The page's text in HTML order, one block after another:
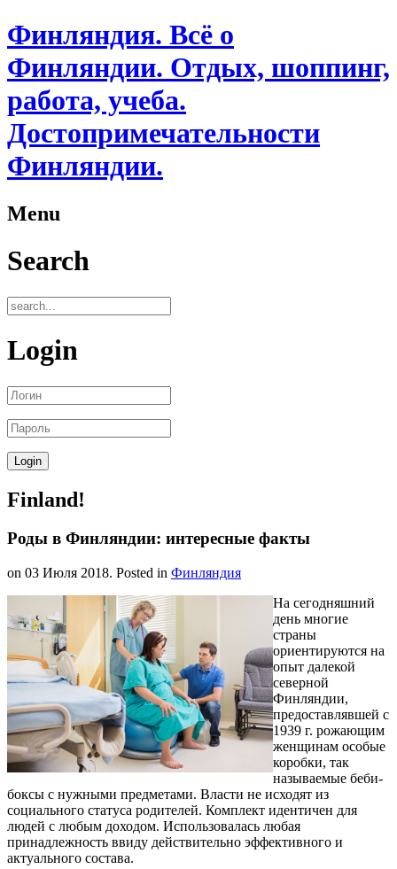
Финляндия. Всё о
Финляндии. Отдых, шоппинг,
работа, учеба.
Достопримечательности
Финляндии.
Menu
Search
Login
Finland!
Роды в Финляндии: интересные факты
on 03 Июля 2018. Posted in Финляндия
На сегодняшний
день многие
страны
ориентируются на
опыт далекой
северной
Финляндии,
предоставлявшей с
1939 г. рожающим
женщинам особые
коробки, так
называемые беби-
боксы с нужными предметами. Власти не исходят из
социального статуса родителей. Комплект идентичен для
людей с любым доходом. Использовалась любая
принадлежность ввиду действительно эффективного и
актуального состава.